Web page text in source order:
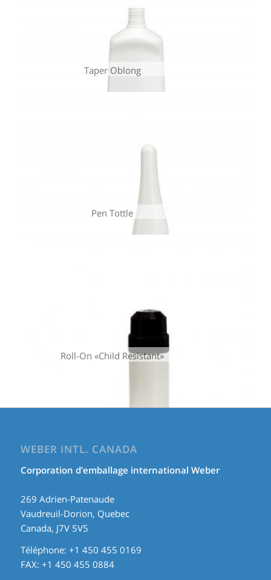
Taper Oblong
Pen Tottle
Roll-On «Child Resistant»
WEBER INTL. CANADA
Corporation d’emballage international Weber
269 Adrien-Patenaude
Vaudreuil-Dorion, Quebec
Canada, J7V 5V5
Téléphone: +1 450 455 0169
FAX: +1 450 455 0884